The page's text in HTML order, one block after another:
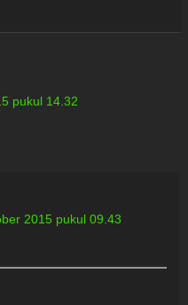
pukul 14.32
2015 pukul 09.43